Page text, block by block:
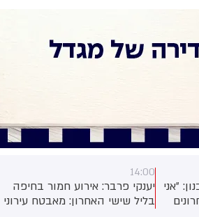
״אני
14:00
יענקי פרבר: אירוע חמור בחיפה
בליל שישי האחרון: מאבטח עירוני